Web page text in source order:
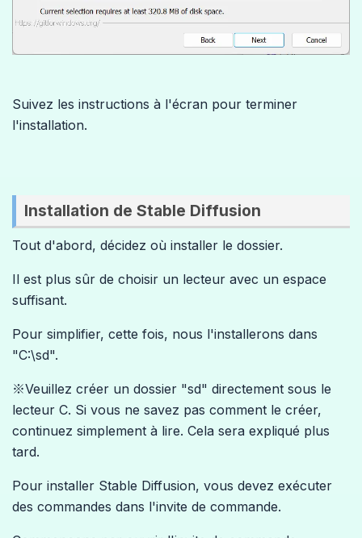
Suivez les instructions à l'écran pour terminer
l'installation.
Installation de Stable Diffusion
Tout d'abord, décidez où installer le dossier.
Il est plus sûr de choisir un lecteur avec un espace
suffisant.
Pour simplifier, cette fois, nous l'installerons dans
"C:\sd".
※Veuillez créer un dossier "sd" directement sous le
lecteur C. Si vous ne savez pas comment le créer,
continuez simplement à lire. Cela sera expliqué plus
tard.
Pour installer Stable Diffusion, vous devez exécuter
des commandes dans l'invite de commande.